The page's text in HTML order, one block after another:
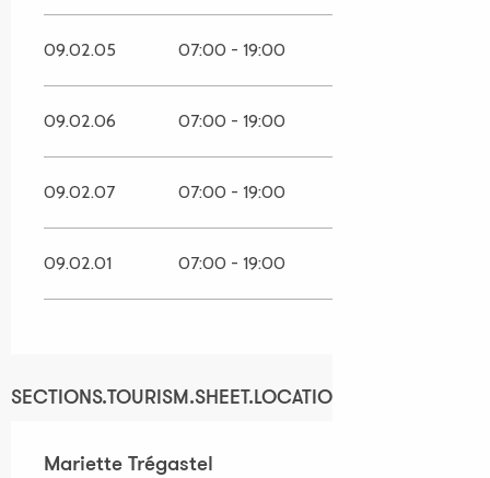
09.02.05 07:00 - 19:00
09.02.06 07:00 - 19:00
09.02.07 07:00 - 19:00
09.02.01 07:00 - 19:00
SECTIONS.TOURISM.SHEET.LOCATION
Mariette Trégastel